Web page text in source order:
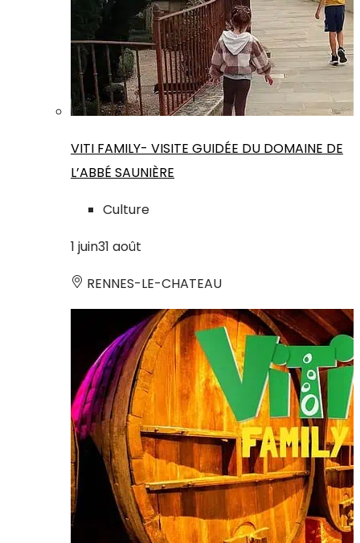
VITI FAMILY- VISITE GUIDÉE DU DOMAINE DE
L’ABBÉ SAUNIÈRE
Culture
1 juin31 août
RENNES-LE-CHATEAU